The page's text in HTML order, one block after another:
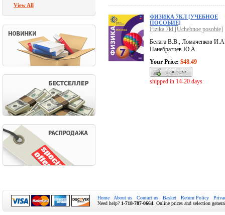
View All
ФИЗИКА 7КЛ [УЧЕБНОЕ
ПОСОБИЕ]
Fizika 7kl [Uchebnoe posobie]
Белага В.В., Ломаченков
Панебратцев Ю.А.
Your Price: $48.49
shipped in 14-20 days
Home About us Contact us Basket Return Policy
Need help? 1-718-787-0664 . Online prices and selection